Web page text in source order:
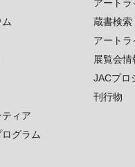
ィア
グラム
アートラ
蔵書検索
アート
展覧会情
JACプロ
刊行物